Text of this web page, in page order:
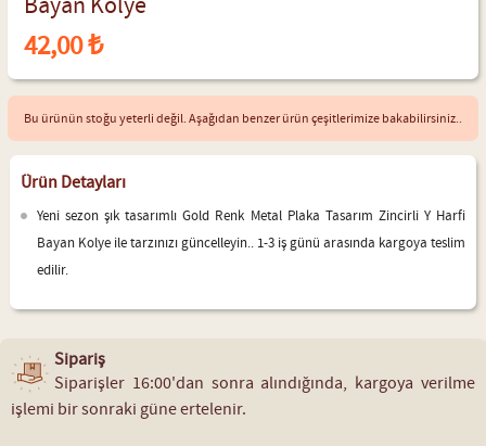
42,00 ₺
Bu ürünün stoğu yeterli değil. Aşağıdan benzer ürün çeşitlerimize bakabilirsiniz..
Ürün Detayları
Yeni sezon şık tasarımlı Gold Renk Metal Plaka Tasarım Zincirli Y Harfi
Bayan Kolye ile tarzınızı güncelleyin.. 1-3 iş günü arasında kargoya teslim
edilir.
Sipariş
Siparişler 16:00'dan sonra alındığında, kargoya verilme
işlemi bir sonraki güne ertelenir.